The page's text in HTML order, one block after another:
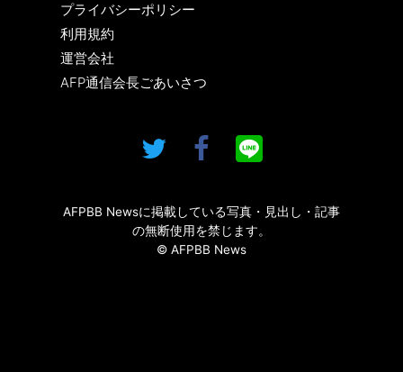
プライバシーポリシー
利用規約
運営会社
AFP通信会長ごあいさつ
AFPBB Newsに掲載している写真・見出し・記事
の無断使用を禁じます。
© AFPBB News